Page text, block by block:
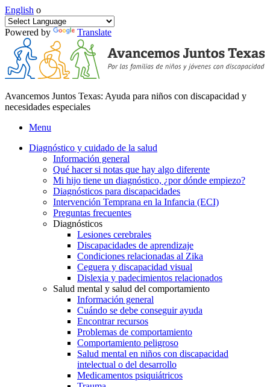
English o
Powered by Translate
Avancemos Juntos Texas: Ayuda para niños con discapacidad y
necesidades especiales
Menu
Diagnóstico y cuidado de la salud
Información general
Qué hacer si notas que hay algo diferente
Mi hijo tiene un diagnóstico, ¿por dónde empiezo?
Diagnósticos para discapacidades
Intervención Temprana en la Infancia (ECI)
Preguntas frecuentes
Diagnósticos
Lesiones cerebrales
Discapacidades de aprendizaje
Condiciones relacionadas al Zika
Ceguera y discapacidad visual
Dislexia y padecimientos relacionados
Salud mental y salud del comportamiento
Información general
Cuándo se debe conseguir ayuda
Encontrar recursos
Problemas de comportamiento
Comportamiento peligroso
Salud mental en niños con discapacidad
intelectual o del desarrollo
Medicamentos psiquiátricos